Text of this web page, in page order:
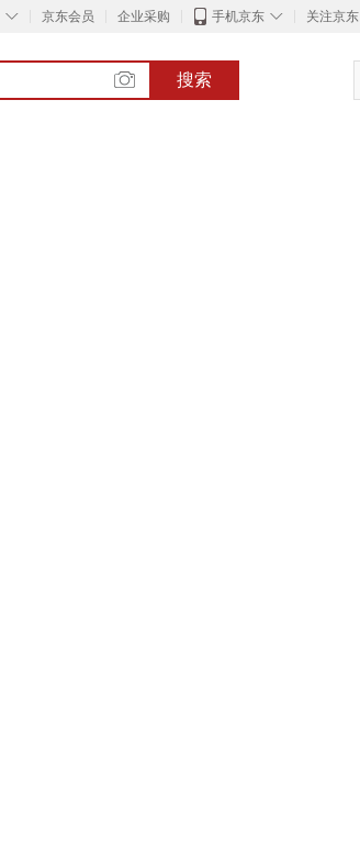
◇ 京东会员 企业采购 ◇
手机京东 关注京东
搜索